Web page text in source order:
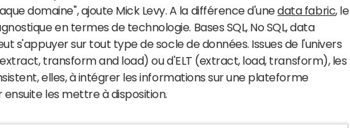
domaine", ajoute Mick Levy. A la différence d'unedata fabric, le
en termes de technologie. Bases SQL, No SQL, data
s'appuyer sur tout type de socle de données. Issues de l'univers
transform and load) ou d'ELT (extract, load, transform), les
elles, à intégrer les informations sur une plateforme
les mettre à disposition.